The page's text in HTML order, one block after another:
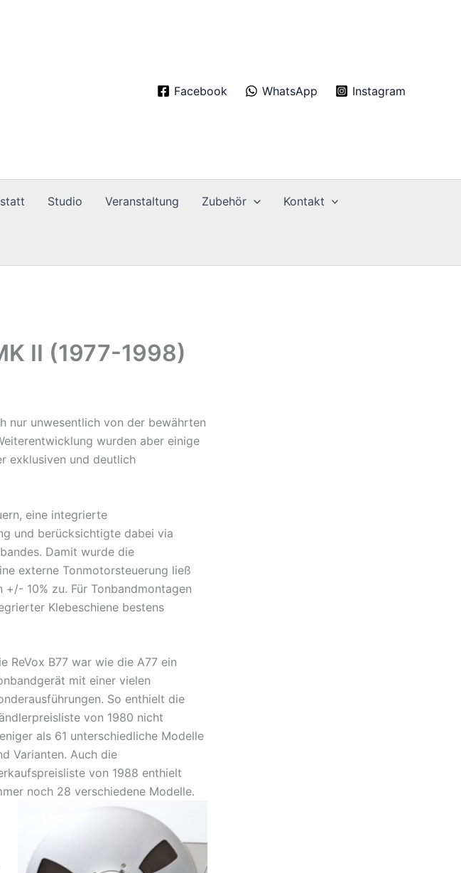
Facebook WhatsApp Instagram
Studio Veranstaltung Zubehör Kontakt
II (1977-1998)
nur unwesentlich von der bewährten
wurden aber einige
exklusiven und deutlich
eine integrierte
und berücksichtigte dabei via
Damit wurde die
externe Tonmotorsteuerung ließ
10% zu. Für Tonbandmontagen
Klebeschiene bestens
ReVox B77 war wie die A77 ein
mit einer vielen
So enthielt die
von 1980 nicht
als 61 unterschiedliche Modelle
Varianten. Auch die
von 1988 enthielt
noch 28 verschiedene Modelle.